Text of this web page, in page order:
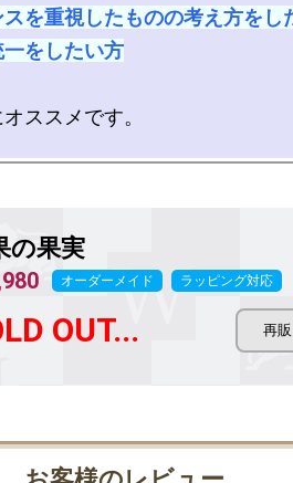
を重視したものの考え方をし
をしたい方
ススメです。
の果実
オーダーメイド ラッピング対応
OUT...